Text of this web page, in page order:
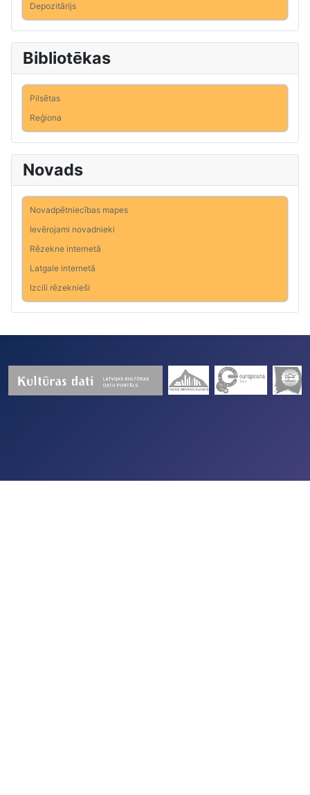
Depozitārijs
Bibliotēkas
Pilsētas
Reģiona
Novads
Novadpētniecības mapes
Ievērojami novadnieki
Rēzekne internetā
Latgale internetā
Izcili rēzeknieši